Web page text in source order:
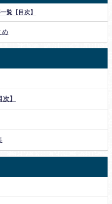
覧【目次】
め
】